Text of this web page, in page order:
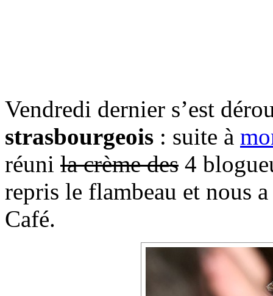
Vendredi dernier s’est
strasbourgeois : suite à
réuni la crème des 4
repris le flambeau et nous
Café.